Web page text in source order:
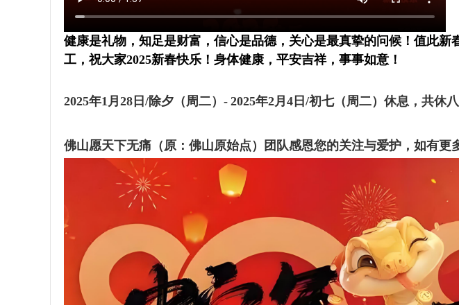
健康是礼物，知足是财富，信心是品德，关心是最真挚的问候！值此新
工，祝大家2025新春快乐！身体健康，平安吉祥，事事如意！
2025年1月28日/除夕（周二）- 2025年2月4日/初七（周二）休息，共休
佛山愿天下无痛（原：佛山原始点）团队感恩您的关注与爱护，如有更